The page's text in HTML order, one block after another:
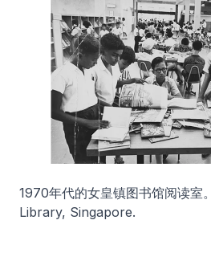
1970年代的女皇镇图书馆阅读室。
Library, Singapore.